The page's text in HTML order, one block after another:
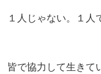
１人じゃない。１人
皆で協力して生きて